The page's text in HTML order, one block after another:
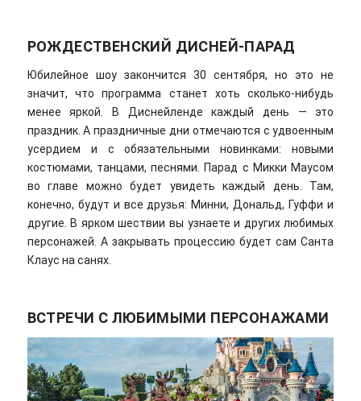
РОЖДЕСТВЕНСКИЙ ДИСНЕЙ-ПАРАД
Юбилейное шоу закончится 30 сентября, но это не
значит, что программа станет хоть сколько-нибудь
менее яркой. В Диснейленде каждый день — это
праздник. А праздничные дни отмечаются с удвоенным
усердием и с обязательными новинками: новыми
костюмами, танцами, песнями. Парад с Микки Маусом
во главе можно будет увидеть каждый день. Там,
конечно, будут и все друзья: Минни, Дональд, Гуффи и
другие. В ярком шествии вы узнаете и других любимых
персонажей. А закрывать процессию будет сам Санта
Клаус на санях.
ВСТРЕЧИ С ЛЮБИМЫМИ ПЕРСОНАЖАМИ